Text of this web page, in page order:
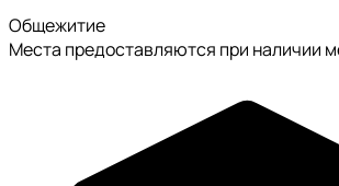
Общежитие
Места предоставляются при наличии